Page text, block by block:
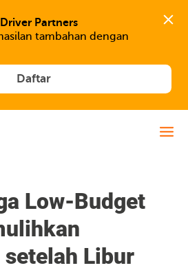
Partners
tambahan dengan
Daftar
Low-Budget
setelah Libur